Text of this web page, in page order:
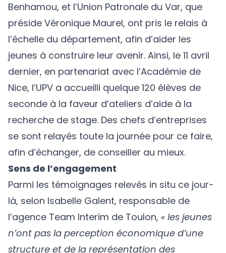
Benhamou, et l’Union Patronale du Var, que
préside Véronique Maurel, ont pris le relais à
l’échelle du département, afin d’aider les
jeunes à construire leur avenir. Ainsi, le 11 avril
dernier, en partenariat avec l’Académie de
Nice, l’UPV a accueilli quelque 120 élèves de
seconde à la faveur d’ateliers d’aide à la
recherche de stage. Des chefs d’entreprises
se sont relayés toute la journée pour ce faire,
afin d’échanger, de conseiller au mieux.
Sens de l’engagement
Parmi les témoignages relevés in situ ce jour-
là, selon Isabelle Galent, responsable de
l’agence Team Interim de Toulon, « les jeunes
n’ont pas la perception économique d’une
structure et de la représentation des